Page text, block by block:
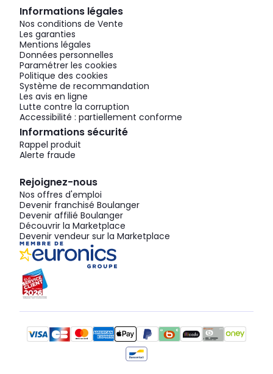
Informations légales
Nos conditions de Vente
Les garanties
Mentions légales
Données personnelles
Paramétrer les cookies
Politique des cookies
Système de recommandation
Les avis en ligne
Lutte contre la corruption
Accessibilité : partiellement conforme
Informations sécurité
Rappel produit
Alerte fraude
Rejoignez-nous
Nos offres d'emploi
Devenir franchisé Boulanger
Devenir affilié Boulanger
Découvrir la Marketplace
Devenir vendeur sur la Marketplace